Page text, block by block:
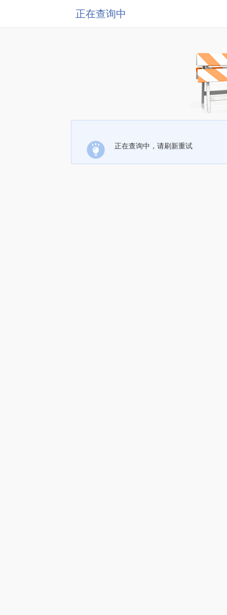
正在查询中
正在查询中，请刷新重试